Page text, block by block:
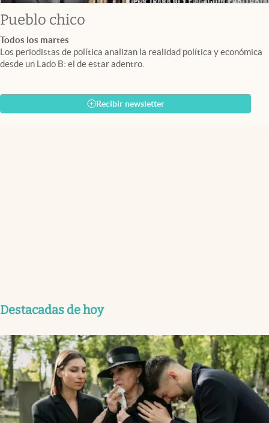
Pueblo chico
Todos los martes
Los periodistas de política analizan la realidad política y económica
desde un Lado B: el de estar adentro.
Recibir newsletter
Destacadas de hoy